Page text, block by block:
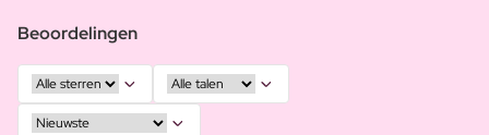
Beoordelingen